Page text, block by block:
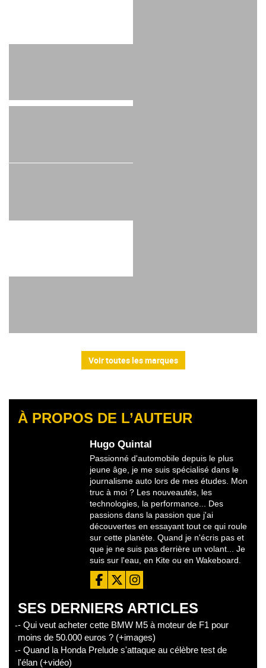
Voir toutes les marques
À PROPOS DE L’AUTEUR
Hugo Quintal
Passionné d'automobile depuis le plus
jeune âge, je me suis spécialisé dans le
journalisme auto lors de mes études. Mon
truc à moi ? Les nouveautés, les
technologies, la performance... Des
passions dans la passion que j'ai
découvertes en essayant tout ce qui roule
sur cette planète. Quand je n'écris pas et
que je ne suis pas derrière un volant... Je
suis sur l'eau, en Kite ou en Wakeboard.
SES DERNIERS ARTICLES
- Qui veut acheter cette BMW M5 à moteur de F1 pour
moins de 50.000 euros ? (+images)
- Quand la Honda Prelude s'attaque au célèbre test de
l'élan (+vidéo)